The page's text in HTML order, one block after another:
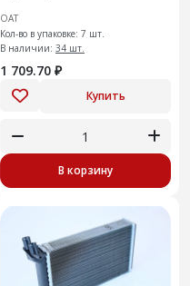
ОАТ
Кол-во в упаковке: 7 шт.
В наличии: 34 шт.
1 709.70 ₽
Купить
В корзину